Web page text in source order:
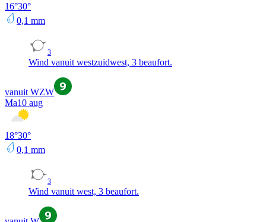
16°30°
0,1 mm
3
Wind vanuit westzuidwest, 3 beaufort.
vanuit WZW
Ma10 aug
18°30°
0,1 mm
3
Wind vanuit west, 3 beaufort.